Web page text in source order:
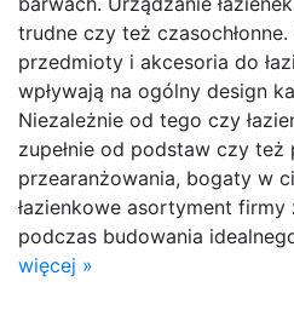
trudne czy też
przedmioty i akcesoria do
wpływają na ogólny design
Niezależnie od tego czy
zupełnie od podstaw czy też
przearanżowania, bogaty w
łazienkowe asortyment
podczas budowania
więcej »